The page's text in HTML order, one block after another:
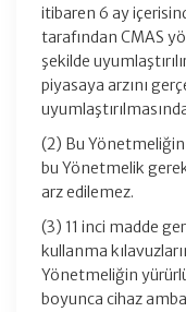
itibaren 6 ay
tarafından CMAS
şekilde
piyasaya arzını
(2) Bu
bu Yönetmelik
arz edilemez.
(3) 11 inci madde
kullanma
Yönetmeliğin
boyunca cihaz